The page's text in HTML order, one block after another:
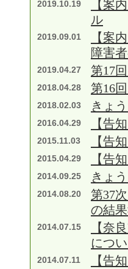
2019.10.19
【案
ル
2019.09.01
【案
障害
2019.04.27 第17
2018.04.28 第16
2018.02.03 きょ
2016.04.29 【告
2015.11.03 【告
2015.04.29 【告
2014.09.25 きょ
2014.08.20
第37
の結
2014.07.15
【奈
につ
2014.07.11 【告